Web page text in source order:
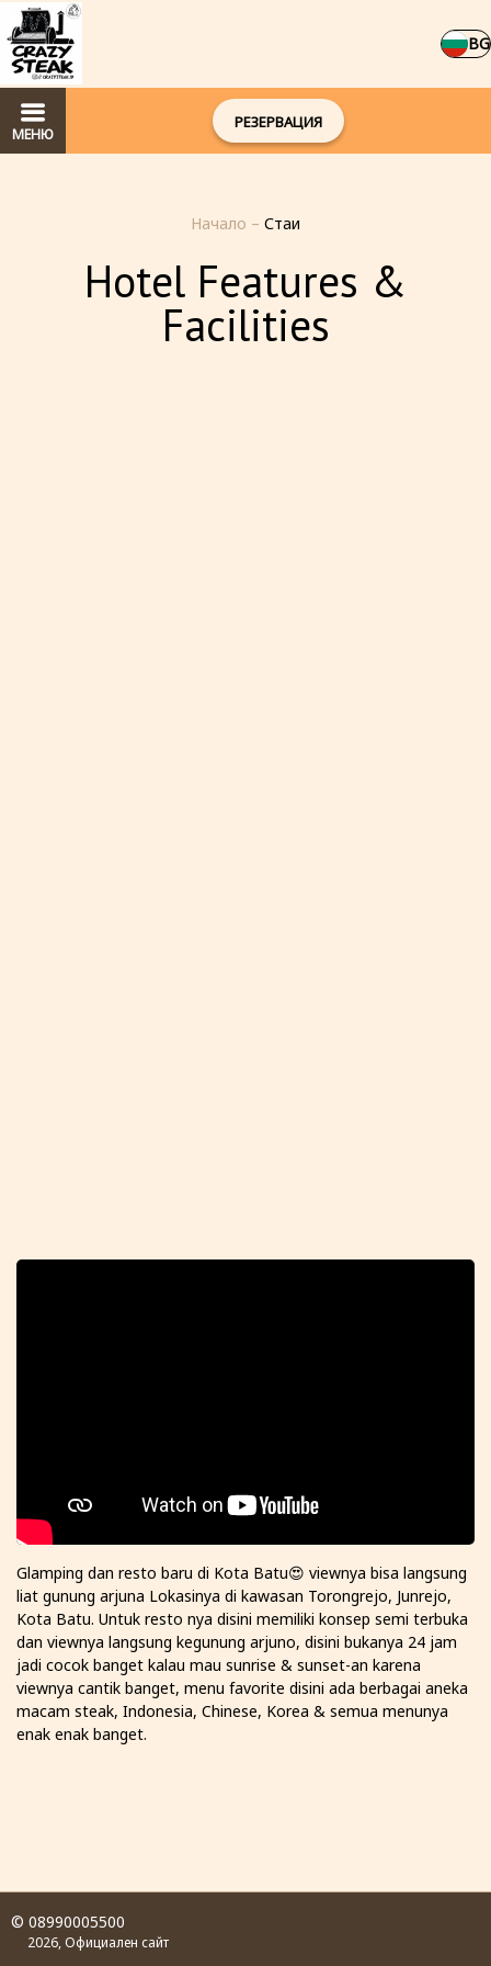
BG
МЕНЮ
РЕЗЕРВАЦИЯ
Начало – Стаи
Hotel Features &
Facilities
Glamping dan resto baru di Kota Batu😍 viewnya bisa langsung
liat gunung arjuna Lokasinya di kawasan Torongrejo, Junrejo,
Kota Batu. Untuk resto nya disini memiliki konsep semi terbuka
dan viewnya langsung kegunung arjuno, disini bukanya 24 jam
jadi cocok banget kalau mau sunrise & sunset-an karena
viewnya cantik banget, menu favorite disini ada berbagai aneka
macam steak, Indonesia, Chinese, Korea & semua menunya
enak enak banget.
© 08990005500
2026, Официален сайт